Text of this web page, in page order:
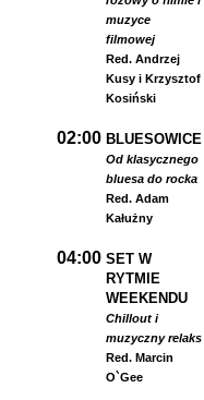
muzyce
filmowej
Red. Andrzej
Kusy i Krzysztof
Kosiński
02:00 BLUESOWICE
Od klasycznego
bluesa do rocka
Red. Adam
Kałużny
04:00 SET W
RYTMIE
WEEKENDU
Chillout i
muzyczny relaks
Red. Marcin
O`Gee